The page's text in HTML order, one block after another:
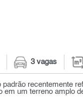
3 vagas
recentemente
em um terreno amplo